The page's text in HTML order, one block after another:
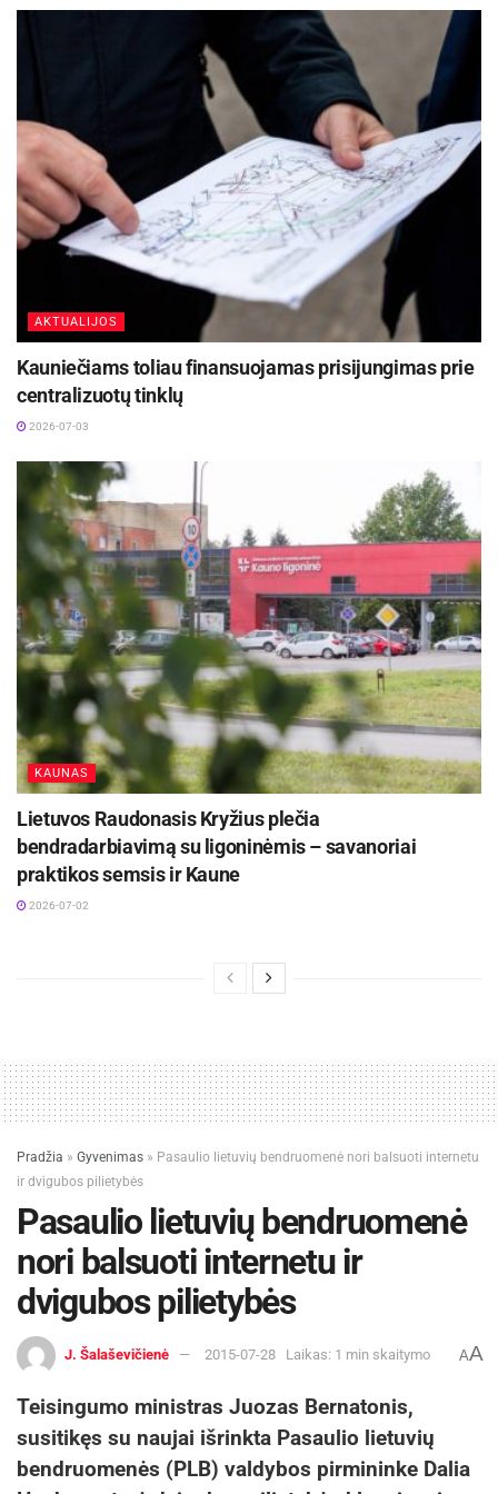
AKTUALIJOS
Kauniečiams toliau finansuojamas prisijungimas prie
centralizuotų tinklų
2026-07-03
KAUNAS
Lietuvos Raudonasis Kryžius plečia
bendradarbiavimą su ligoninėmis – savanoriai
praktikos semsis ir Kaune
2026-07-02
Pradžia » Gyvenimas » Pasaulio lietuvių bendruomenė nori balsuoti internetu
ir dvigubos pilietybės
Pasaulio lietuvių bendruomenė
nori balsuoti internetu ir
dvigubos pilietybės
J. Šalaševičienė 2015-07-28 Laikas: 1 min skaitymo AA
Teisingumo ministras Juozas Bernatonis,
susitikęs su naujai išrinkta Pasaulio lietuvių
bendruomenės (PLB) valdybos pirmininke Dalia